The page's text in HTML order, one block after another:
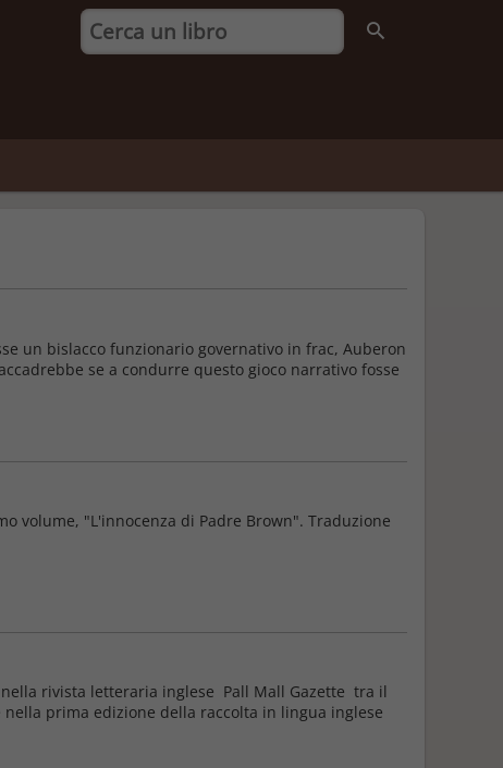
un bislacco funzionario governativo in frac, Auberon
se a condurre questo gioco narrativo fosse
volume, "L'innocenza di Padre Brown". Traduzione
rivista letteraria inglese Pall Mall Gazette tra il
prima edizione della raccolta in lingua inglese